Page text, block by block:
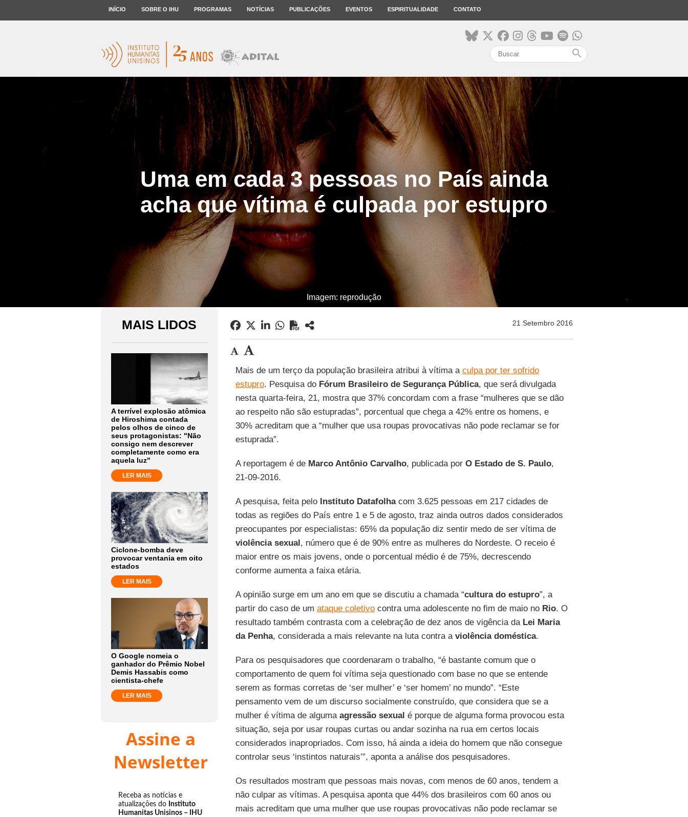
INÍCIO SOBRE O IHU PROGRAMAS NOTÍCIAS PUBLICAÇÕES EVENTOS ESPIRITUALIDADE CONTATO
search
Uma em cada 3 pessoas no País ainda
acha que vítima é culpada por estupro
Imagem: reprodução
MAIS LIDOS
A terrível explosão atômica
de Hiroshima contada
pelos olhos de cinco de
seus protagonistas: "Não
consigo nem descrever
completamente como era
aquela luz"
LER MAIS
Ciclone-bomba deve
provocar ventania em oito
estados
LER MAIS
O Google nomeia o
ganhador do Prêmio Nobel
Demis Hassabis como
cientista-chefe
LER MAIS
Assine a
Newsletter
Receba as notícias e
atualizações do Instituto
Humanitas Unisinos – IHU
21 Setembro 2016
Mais de um terço da população brasileira atribui à vítima a culpa por ter sofrido
estupro. Pesquisa do Fórum Brasileiro de Segurança Pública, que será divulgada
nesta quarta-feira, 21, mostra que 37% concordam com a frase “mulheres que se dão
ao respeito não são estupradas”, porcentual que chega a 42% entre os homens, e
30% acreditam que a “mulher que usa roupas provocativas não pode reclamar se for
estuprada”.
A reportagem é de Marco Antônio Carvalho, publicada por O Estado de S. Paulo,
21-09-2016.
A pesquisa, feita pelo Instituto Datafolhacom 3.625 pessoas em 217 cidades de
todas as regiões do País entre 1 e 5 de agosto, traz ainda outros dados considerados
preocupantes por especialistas: 65% da população diz sentir medo de ser vítima de
violência sexual, número que é de 90% entre as mulheres do Nordeste. O receio é
maior entre os mais jovens, onde o porcentual médio é de 75%, decrescendo
conforme aumenta a faixa etária.
A opinião surge em um ano em que se discutiu a chamada “cultura do estupro”, a
partir do caso de um ataque coletivocontra uma adolescente no fim de maio no Rio. O
resultado também contrasta com a celebração de dez anos de vigência da Lei Maria
da Penha, considerada a mais relevante na luta contra a violência doméstica.
Para os pesquisadores que coordenaram o trabalho, “é bastante comum que o
comportamento de quem foi vítima seja questionado com base no que se entende
serem as formas corretas de ‘ser mulher’ e ‘ser homem’ no mundo”. “Este
pensamento vem de um discurso socialmente construído, que considera que se a
mulher é vítima de alguma agressão sexual é porque de alguma forma provocou esta
situação, seja por usar roupas curtas ou andar sozinha na rua em certos locais
considerados inapropriados. Com isso, há ainda a ideia do homem que não consegue
controlar seus ‘instintos naturais’”, aponta a análise dos pesquisadores.
Os resultados mostram que pessoas mais novas, com menos de 60 anos, tendem a
não culpar as vítimas. A pesquisa aponta que 44% dos brasileiros com 60 anos ou
mais acreditam que uma mulher que use roupas provocativas não pode reclamar se